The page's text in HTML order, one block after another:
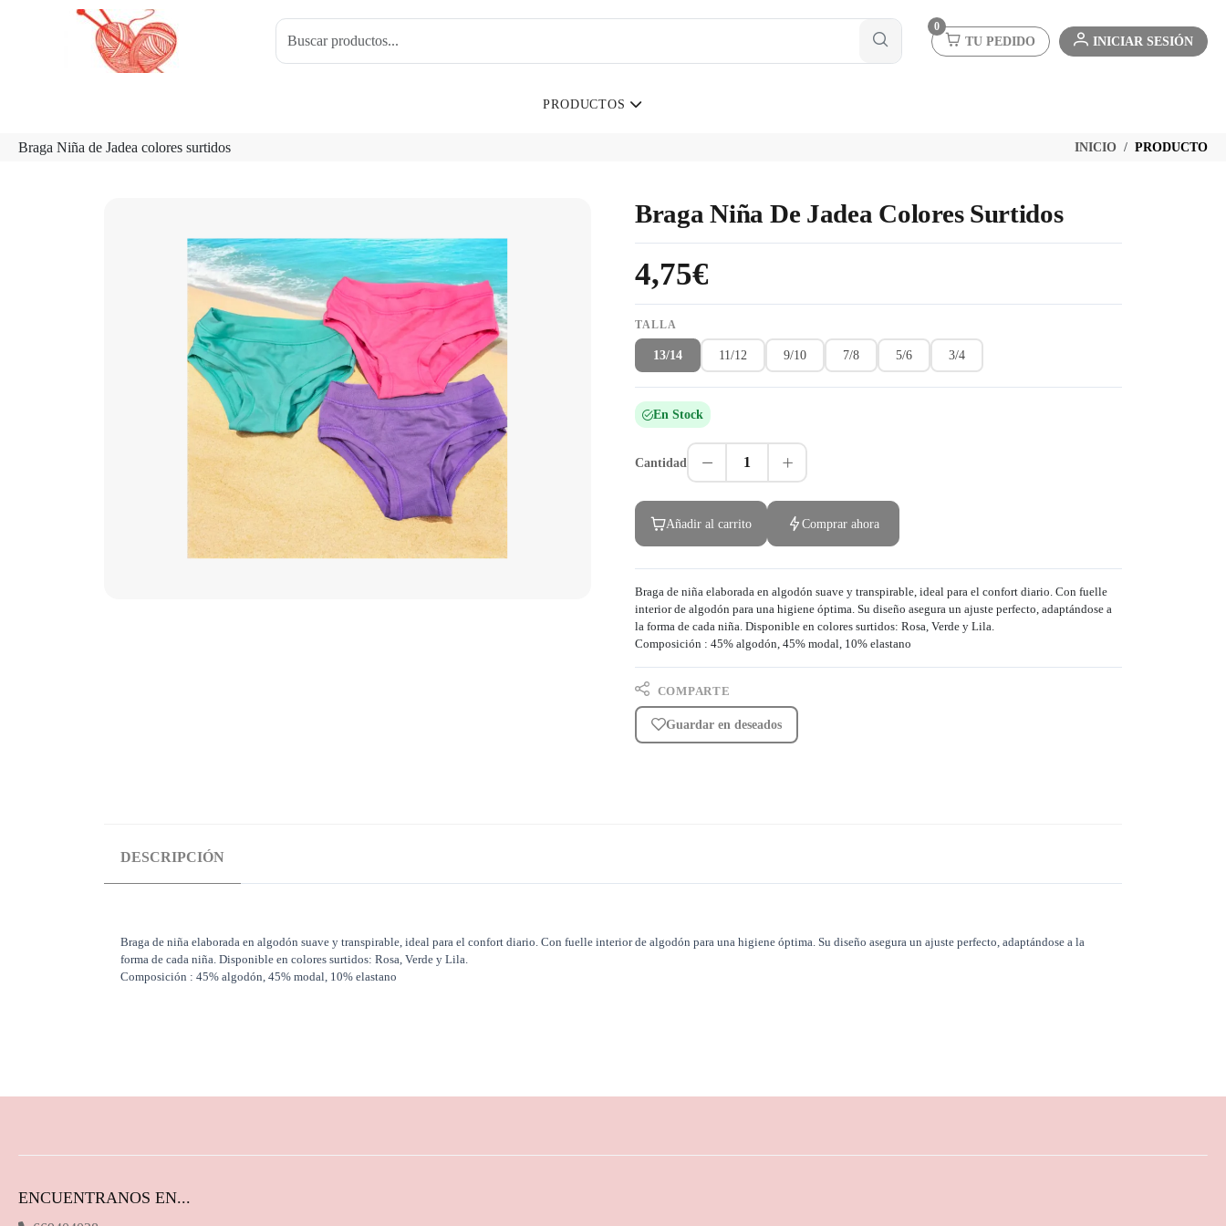
0
TU PEDIDO INICIAR SESIÓN
PRODUCTOS
Braga Niña de Jadea colores surtidos INICIO PRODUCTO
Braga Niña De Jadea Colores Surtidos
4,75€
TALLA
13/14 11/12 9/10 7/8 5/6 3/4
En Stock
Cantidad 1
Añadir al carrito Comprar ahora
Braga de niña elaborada en algodón suave y transpirable, ideal para el confort diario. Con fuelle
interior de algodón para una higiene óptima. Su diseño asegura un ajuste perfecto, adaptándose a
la forma de cada niña. Disponible en colores surtidos: Rosa, Verde y Lila.
Composición : 45% algodón, 45% modal, 10% elastano
COMPARTE
Guardar en deseados
DESCRIPCIÓN
Braga de niña elaborada en algodón suave y transpirable, ideal para el confort diario. Con fuelle interior de algodón para una higiene óptima. Su diseño asegura un ajuste perfecto, adaptándose a la
forma de cada niña. Disponible en colores surtidos: Rosa, Verde y Lila.
Composición : 45% algodón, 45% modal, 10% elastano
ENCUENTRANOS EN...